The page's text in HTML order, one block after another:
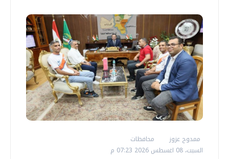
ممدوح عزوز
محافظات
السبت، 08 اغسطس 2026 07:23 م